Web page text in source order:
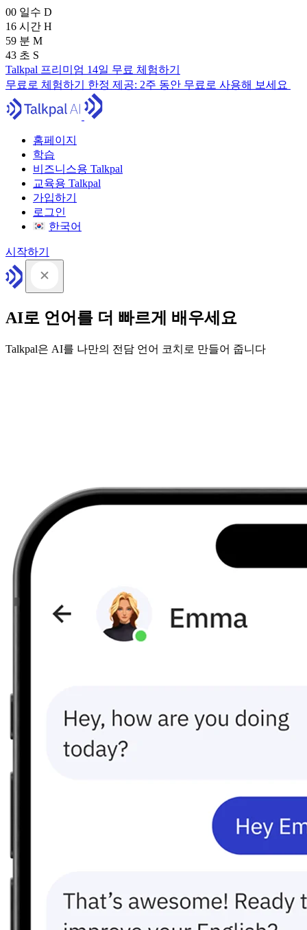
00 일수 D
16 시간 H
59 분 M
41 초 S
Talkpal 프리미엄 14일 무료 체험하기
무료로 체험하기 한정 제공: 2주 동안 무료로 사용해 보세요
홈페이지
학습
비즈니스용 Talkpal
교육용 Talkpal
가입하기
로그인
한국어
시작하기
AI로 언어를 더 빠르게 배우세요
Talkpal은 AI를 나만의 전담 언어 코치로 만들어 줍니다